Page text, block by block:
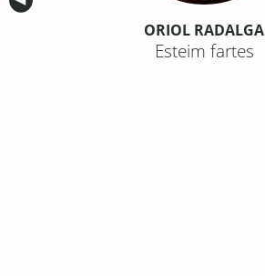
ORIOL RADALGA
Esteim fartes